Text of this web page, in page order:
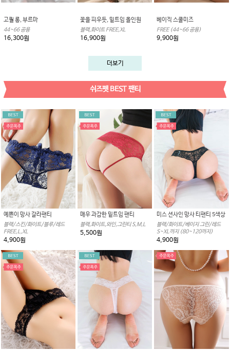
고퀄 롱, 부르마
44~66 공용
16,300원
꽃을 피우듯, 밑트임 올인원
블랙,화이트 FREE,XL
16,900원
베이직 스쿨미즈
FREE (44~66 공용)
9,900원
더보기
쉬즈펫 BEST 팬티
예쁜이 망사 갈라팬티
블랙/스킨/화이트/블루/레드
FREE,L,XL
4,900원
매우 과감한 밑트임 팬티
블랙,화이트,와인,그린티 S,M,L
5,500원
미스 션사인 망사 티팬티 5색상
블랙/화이트/베이지 그린/레드
S~XL까지 (80~120까지)
4,900원